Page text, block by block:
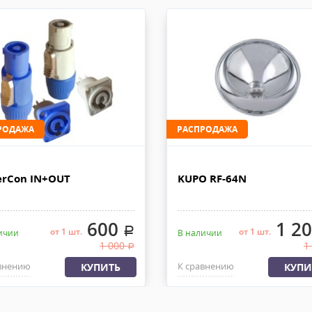
Москве и до 10 км от
кг, габариты не более
доставки от 1500
из офиса или со склада
рабочих дней с момента
весом не более 100 кг и
получатель. К накладной
отправляем с заказом или по
Доставка - другие ТК
При наличии товара на
дней с момента 100%
груза с офиса или со склада.
IN+OUT
от 1 шт. 600 .
1 000.
КУПИТЬ
РАСПРОДАЖА
KUPO RF-64N
В наличии от 1 шт.1
1
К сравнению